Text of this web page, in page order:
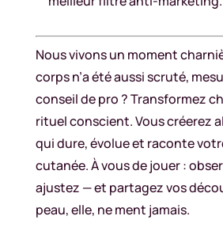
Nous vivons un moment
corps n’a été aussi scruté,
conseil de pro ? Transformez
rituel conscient. Vous créerez
qui dure, évolue et raconte
cutanée. À vous de jouer :
ajustez — et partagez vos
peau, elle, ne ment jamais.